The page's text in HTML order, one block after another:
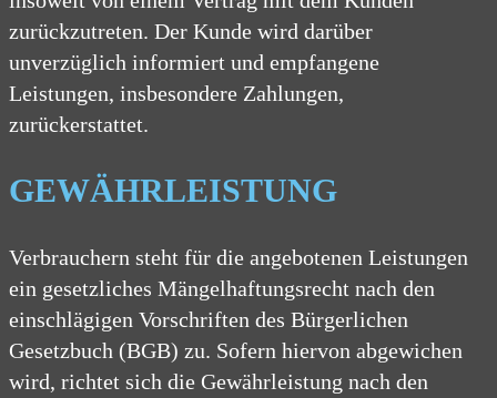
zurückzutreten. Der Kunde wird darüber
unverzüglich informiert und empfangene
Leistungen, insbesondere Zahlungen,
zurückerstattet.
GEWÄHRLEISTUNG
Verbrauchern steht für die angebotenen Leistungen
ein gesetzliches Mängelhaftungsrecht nach den
einschlägigen Vorschriften des Bürgerlichen
Gesetzbuch (BGB) zu. Sofern hiervon abgewichen
wird, richtet sich die Gewährleistung nach den